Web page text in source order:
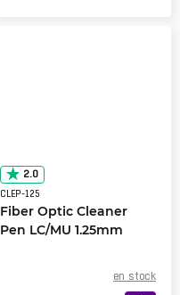
2.0
CLEP-125
Fiber Optic Cleaner
Pen LC/MU 1.25mm
en stock